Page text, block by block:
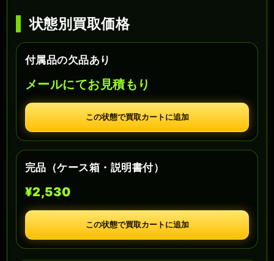
状態別買取価格
付属品の欠品あり
メールにてお見積もり
この状態で買取カートに追加
完品（ケース箱・説明書付）
¥2,530
この状態で買取カートに追加